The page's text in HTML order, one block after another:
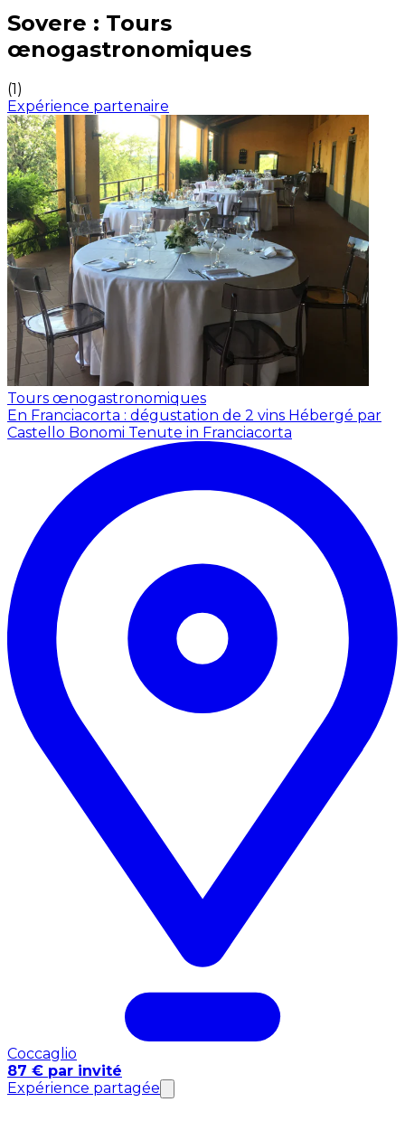
Expériences culinaires inoubliables : Expériences
Sovere : Tours
œnogastronomiques
(1)
Expérience partenaire
Tours œnogastronomiques
En Franciacorta : dégustation de 2 vins Hébergé par
Castello Bonomi Tenute in Franciacorta
Coccaglio
87 € par invité
Expérience partagée